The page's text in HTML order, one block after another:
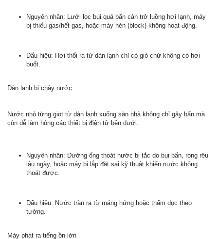
Nguyên nhân: Lưới lọc bụi quá bẩn cản trở luồng hơi lạnh, máy
bị thiếu gas/hết gas, hoặc máy nén (block) không hoạt động.
Dấu hiệu: Hơi thổi ra từ dàn lạnh chỉ có gió chứ không có hơi
buốt.
Dàn lạnh bị chảy nước
Nước nhỏ từng giọt từ dàn lạnh xuống sàn nhà không chỉ gây bẩn mà
còn dễ làm hỏng các thiết bị điện tử bên dưới.
Nguyên nhân: Đường ống thoát nước bị tắc do bụi bẩn, rong rêu
lâu ngày, hoặc máy bị lắp đặt sai kỹ thuật khiến nước không
thoát được.
Dấu hiệu: Nước tràn ra từ máng hứng hoặc thấm dọc theo
tường.
Máy phát ra tiếng ồn lớn